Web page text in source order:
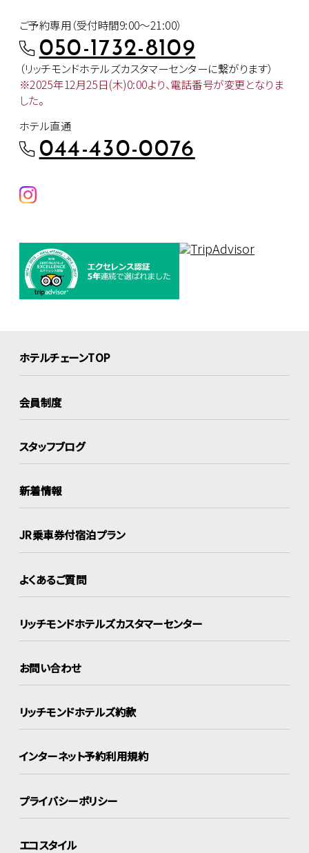
ご予約専用（受付時間9:00～21:00）
050-1732-8109
（リッチモンドホテルズカスタマーセンターに繋がります）
※2025年12月25日(木)0:00より、電話番号が変更となりま
した。
ホテル直通
044-430-0076
ホテルチェーンTOP
会員制度
スタッフブログ
新着情報
JR乗車券付宿泊プラン
よくあるご質問
リッチモンドホテルズカスタマーセンター
お問い合わせ
リッチモンドホテルズ約款
インターネット予約利用規約
プライバシーポリシー
エコスタイル